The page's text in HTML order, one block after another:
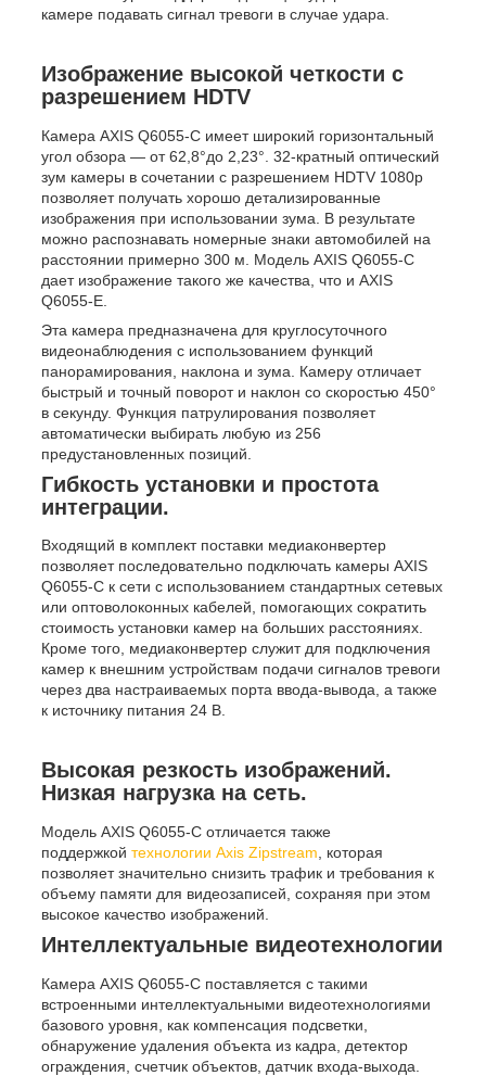
камере подавать сигнал тревоги в случае удара.
Изображение высокой четкости с
разрешением HDTV
Камера AXIS Q6055-C имеет широкий горизонтальный
угол обзора — от 62,8°до 2,23°. 32-кратный оптический
зум камеры в сочетании с разрешением HDTV 1080p
позволяет получать хорошо детализированные
изображения при использовании зума. В результате
можно распознавать номерные знаки автомобилей на
расстоянии примерно 300 м. Модель AXIS Q6055-C
дает изображение такого же качества, что и AXIS
Q6055-E.
Эта камера предназначена для круглосуточного
видеонаблюдения с использованием функций
панорамирования, наклона и зума. Камеру отличает
быстрый и точный поворот и наклон со скоростью 450°
в секунду. Функция патрулирования позволяет
автоматически выбирать любую из 256
предустановленных позиций.
Гибкость установки и простота
интеграции.
Входящий в комплект поставки медиаконвертер
позволяет последовательно подключать камеры AXIS
Q6055-C к сети с использованием стандартных сетевых
или оптоволоконных кабелей, помогающих сократить
стоимость установки камер на больших расстояниях.
Кроме того, медиаконвертер служит для подключения
камер к внешним устройствам подачи сигналов тревоги
через два настраиваемых порта ввода-вывода, а также
к источнику питания 24 В.
Высокая резкость изображений.
Низкая нагрузка на сеть.
Модель AXIS Q6055-С отличается также
поддержкой технологии Axis Zipstream , которая
позволяет значительно снизить трафик и требования к
объему памяти для видеозаписей, сохраняя при этом
высокое качество изображений.
Интеллектуальные видеотехнологии
Камера AXIS Q6055-С поставляется с такими
встроенными интеллектуальными видеотехнологиями
базового уровня, как компенсация подсветки,
обнаружение удаления объекта из кадра, детектор
ограждения, счетчик объектов, датчик входа-выхода.